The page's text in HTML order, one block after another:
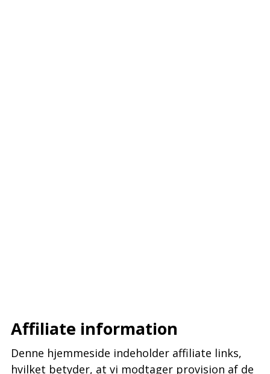
Affiliate information
Denne hjemmeside indeholder affiliate links,
hvilket betyder, at vi modtager provision af de